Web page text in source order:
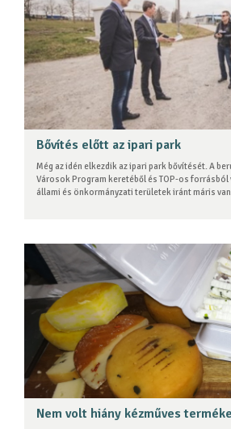
Bővítés előtt az ipari park
Még az idén elkezdik az ipari park bővítését. A
Városok Program keretéből és TOP-os forrásból
állami és önkormányzati területek iránt máris
Nem volt hiány kézműves